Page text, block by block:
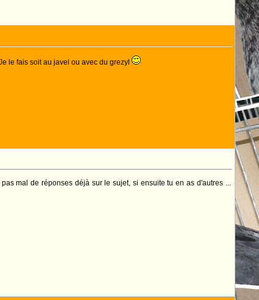
le fais soit au javel ou avec du grezyl
mal de réponses déjà sur le sujet, si ensuite tu en as d'autres ...